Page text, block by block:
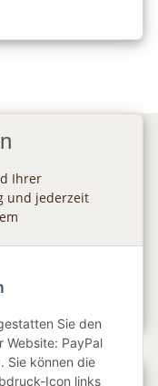
Ihrer
und jederzeit
Sie den
Website: PayPal
Sie können die
Icon links